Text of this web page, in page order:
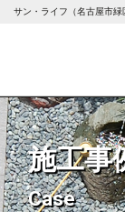
サン・ライフ（名古屋市
施工事
Case